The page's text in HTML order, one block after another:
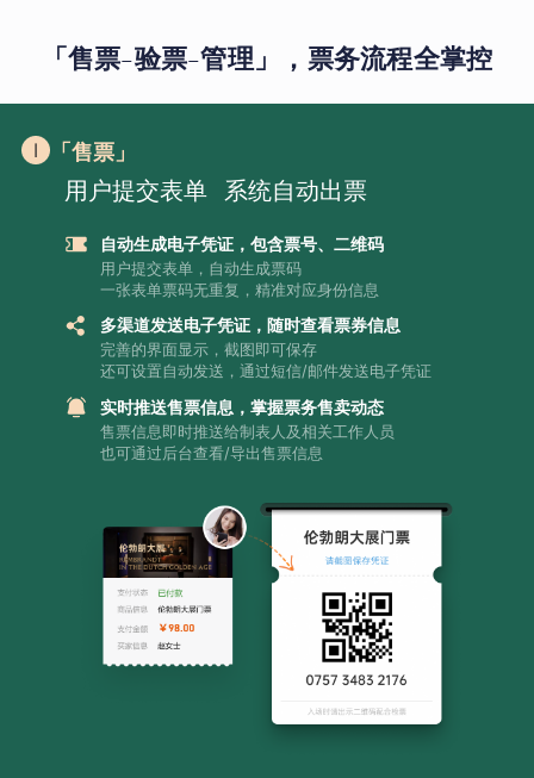
「售票-验票-管理」，票务流程全掌控
「售票」
用户提交表单 系统自动出票
自动生成电子凭证，包含票号、二维码
用户提交表单，自动生成票码
一张表单票码无重复，精准对应身份信息
多渠道发送电子凭证，随时查看票券信息
完善的界面显示，截图即可保存
还可设置自动发送，通过短信/邮件发送电子凭证
实时推送售票信息，掌握票务售卖动态
售票信息即时推送给制表人及相关工作人员
也可通过后台查看/导出售票信息